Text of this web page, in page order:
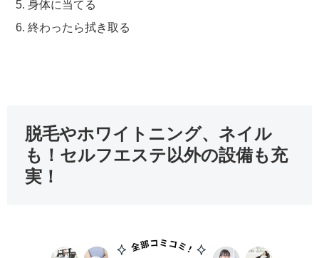
身体に当てる
終わったら拭き取る
脱毛やホワイトニング、ネイル
も！セルフエステ以外の設備も充
実！